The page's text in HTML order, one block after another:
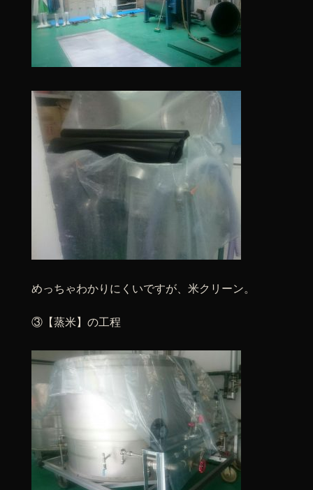
めっちゃわかりにくいですが、米クリーン。
③【蒸米】の工程